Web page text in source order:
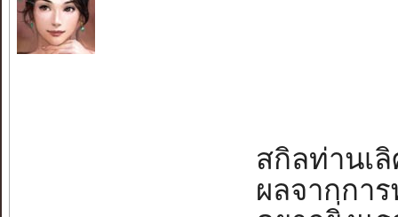
สกิลท่านเ
ผลจากกา